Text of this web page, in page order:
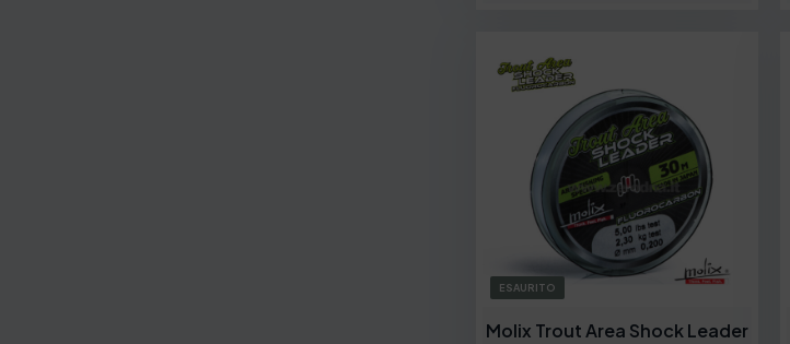
ESAURITO
Molix Trout Area Shock Leader